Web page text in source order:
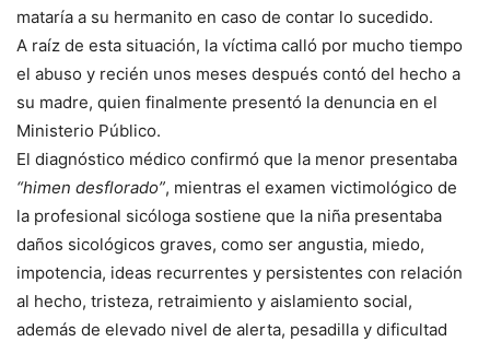
mataría a su hermanito en caso de contar lo sucedido.
A raíz de esta situación, la víctima calló por mucho tiempo
el abuso y recién unos meses después contó del hecho a
su madre, quien finalmente presentó la denuncia en el
Ministerio Público.
El diagnóstico médico confirmó que la menor presentaba
“himen desflorado”, mientras el examen victimológico de
la profesional sicóloga sostiene que la niña presentaba
daños sicológicos graves, como ser angustia, miedo,
impotencia, ideas recurrentes y persistentes con relación
al hecho, tristeza, retraimiento y aislamiento social,
además de elevado nivel de alerta, pesadilla y dificultad